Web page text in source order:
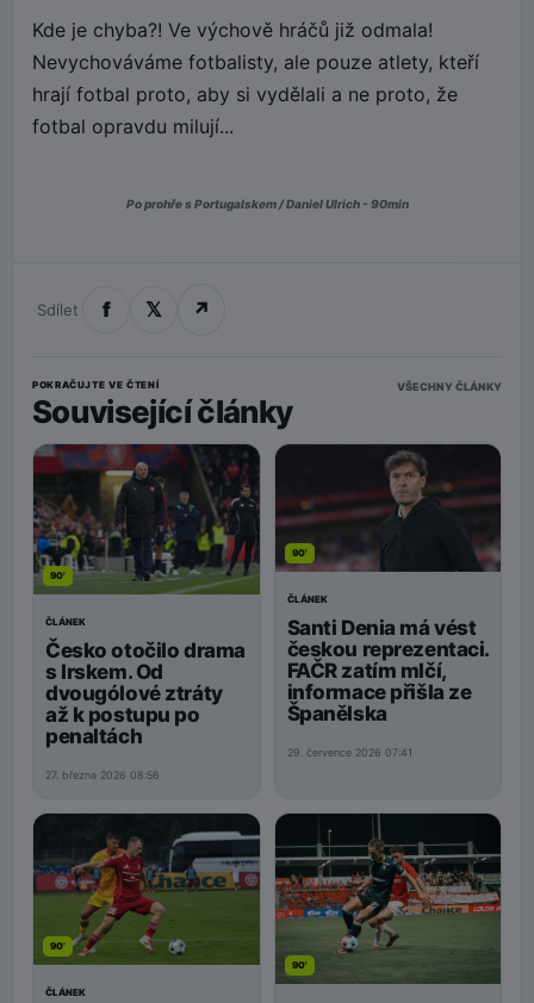
Kde je chyba?! Ve výchově hráčů již odmala!
Nevychováváme fotbalisty, ale pouze atlety, kteří
hrají fotbal proto, aby si vydělali a ne proto, že
fotbal opravdu milují...
Po prohře s Portugalskem / Daniel Ulrich - 90min
Sdílet f 𝕏 ↗
POKRAČUJTE VE ČTENÍ
Související články
VŠECHNY ČLÁNKY
90'
ČLÁNEK
Česko otočilo drama
s Irskem. Od
dvougólové ztráty
až k postupu po
penaltách
27. března 2026 08:56
90'
ČLÁNEK
Santi Denia má vést
českou reprezentaci.
FAČR zatím mlčí,
informace přišla ze
Španělska
29. července 2026 07:41
90'
ČLÁNEK
90'